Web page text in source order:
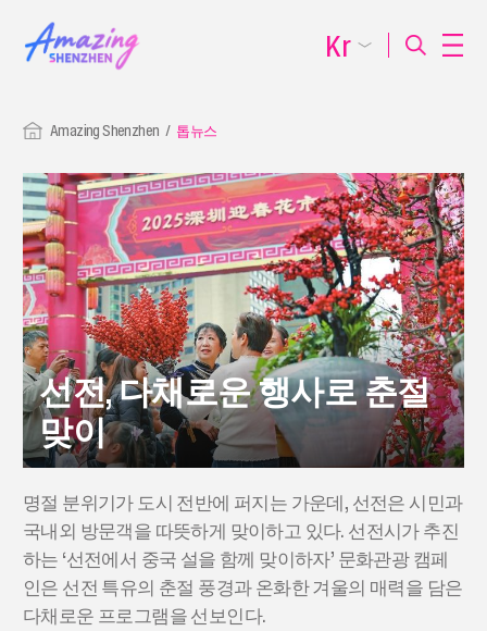
Amazing Shenzhen 톱뉴스
선전, 다채로운 행사로 춘절
맞이
명절 분위기가 도시 전반에 퍼지는 가운데, 선전은 시민과
국내외 방문객을 따뜻하게 맞이하고 있다. 선전시가 추진
하는 ‘선전에서 중국 설을 함께 맞이하자’ 문화관광 캠페
인은 선전 특유의 춘절 풍경과 온화한 겨울의 매력을 담은
다채로운 프로그램을 선보인다.
Kr